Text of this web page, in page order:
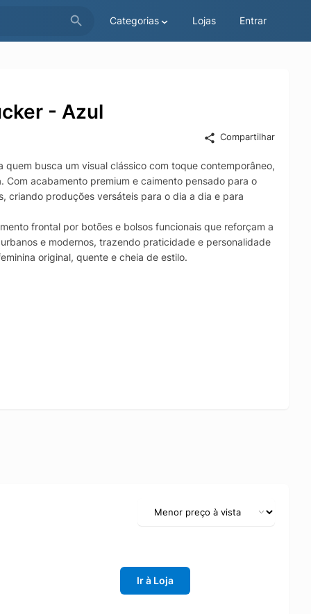
Categorias Lojas Entrar
- Azul
Compartilhar
quem busca um visual clássico com toque contemporâneo,
acabamento premium e caimento pensado para o
criando produções versáteis para o dia a dia e para
frontal por botões e bolsos funcionais que reforçam a
e modernos, trazendo praticidade e personalidade
original, quente e cheia de estilo.
Ir à Loja